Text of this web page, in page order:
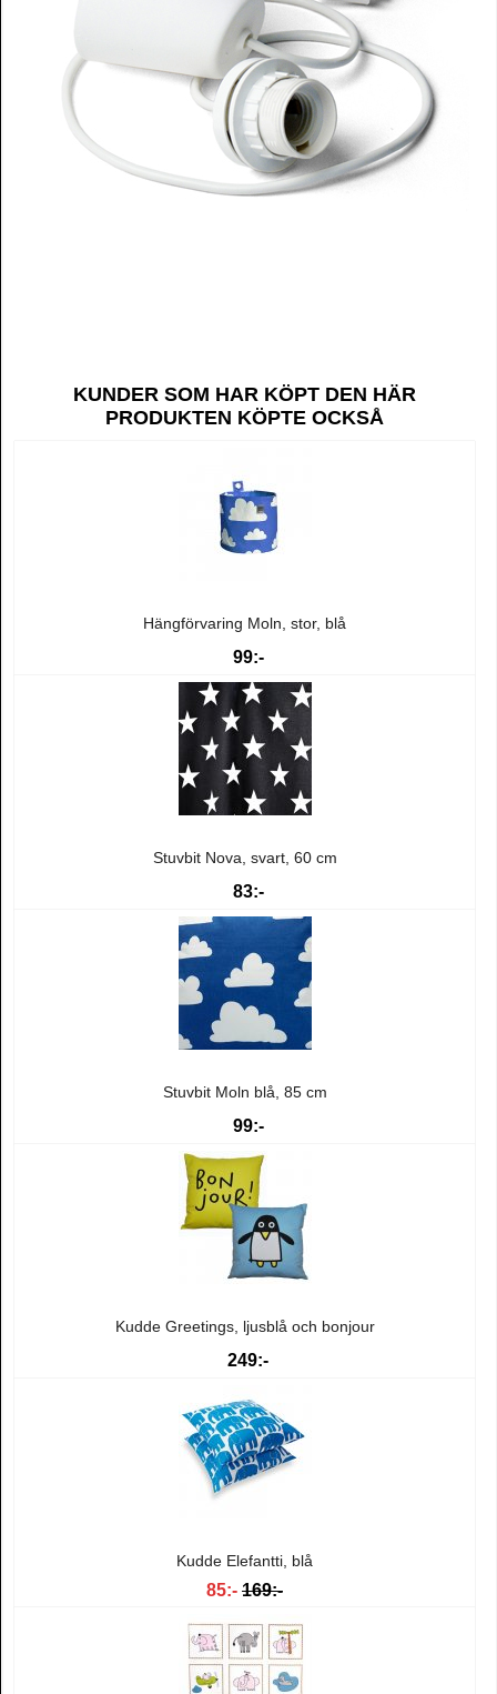
KUNDER SOM HAR KÖPT DEN HÄR
PRODUKTEN KÖPTE OCKSÅ
Hängförvaring Moln, stor, blå
99:-
Stuvbit Nova, svart, 60 cm
83:-
Stuvbit Moln blå, 85 cm
99:-
Kudde Greetings, ljusblå och bonjour
249:-
Kudde Elefantti, blå
85:- 169:-